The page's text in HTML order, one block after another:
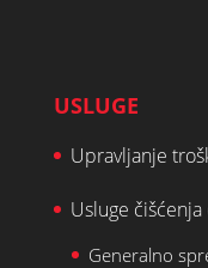
USLUGE
Upravljanje
Usluge
Generalno